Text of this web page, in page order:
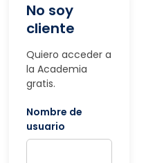
No soy
cliente
Quiero acceder a
la Academia
gratis.
Nombre de
usuario